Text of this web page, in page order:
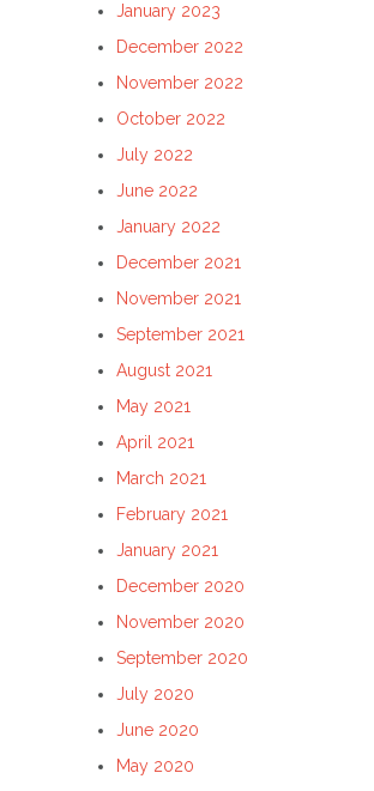
January 2023
December 2022
November 2022
October 2022
July 2022
June 2022
January 2022
December 2021
November 2021
September 2021
August 2021
May 2021
April 2021
March 2021
February 2021
January 2021
December 2020
November 2020
September 2020
July 2020
June 2020
May 2020